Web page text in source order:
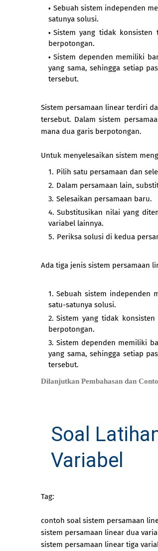
Sebuah sistem independen
satunya solusi.
Sistem yang tidak
berpotongan.
Sistem dependen memiliki
yang sama, sehingga setiap
tersebut.
Sistem persamaan linear terdiri
tersebut. Dalam sistem
mana dua garis berpotongan.
Untuk menyelesaikan sistem
Pilih satu persamaan dan
Dalam persamaan lain,
Selesaikan persamaan baru.
Substitusikan nilai yang
variabel lainnya.
Periksa solusi di kedua
Ada tiga jenis sistem persamaan
Sebuah sistem independen
satu-satunya solusi.
Sistem yang tidak
berpotongan.
Sistem dependen memiliki
yang sama, sehingga setiap
tersebut.
Dilanjutkan Pembahasan dan
Soal
Variabel
Tag:
contoh soal sistem persamaan
sistem persamaan linear dua
sistem persamaan linear tiga